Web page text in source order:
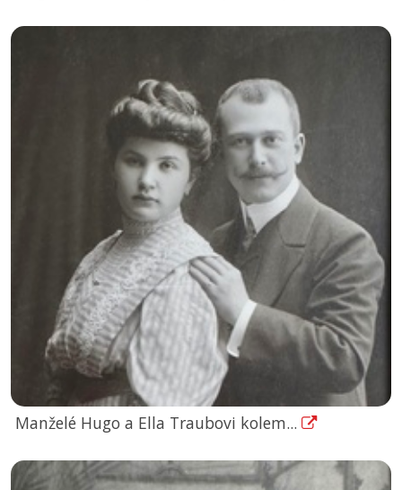
Manželé Hugo a Ella Traubovi kolem...